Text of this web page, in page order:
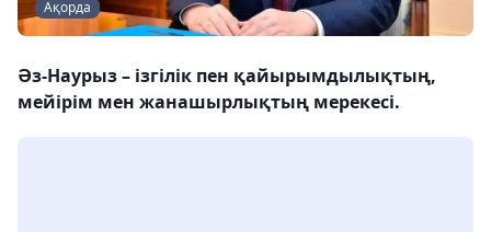
Ақорда
Әз-Наурыз – ізгілік пен қайырымдылықтың,
мейірім мен жанашырлықтың мерекесі.